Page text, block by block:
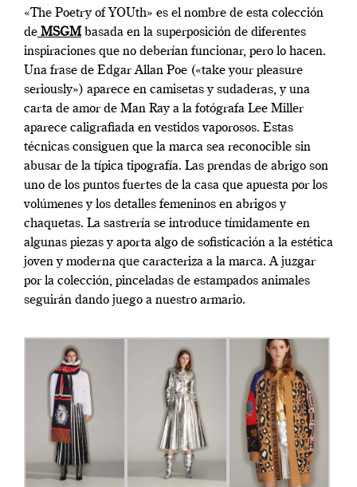
«The Poetry of YOUth» es el nombre de esta colección
de MSGMbasada en la superposición de diferentes
inspiraciones que no deberían funcionar, pero lo hacen.
Una frase de Edgar Allan Poe («take your pleasure
seriously») aparece en camisetas y sudaderas, y una
carta de amor de Man Ray a la fotógrafa Lee Miller
aparece caligrafiada en vestidos vaporosos. Estas
técnicas consiguen que la marca sea reconocible sin
abusar de la típica tipografía. Las prendas de abrigo son
uno de los puntos fuertes de la casa que apuesta por los
volúmenes y los detalles femeninos en abrigos y
chaquetas. La sastrería se introduce tímidamente en
algunas piezas y aporta algo de sofisticación a la estética
joven y moderna que caracteriza a la marca. A juzgar
por la colección, pinceladas de estampados animales
seguirán dando juego a nuestro armario.